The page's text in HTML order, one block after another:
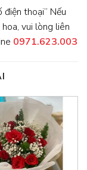
điện thoại” Nếu
vui lòng liên
0971.623.003